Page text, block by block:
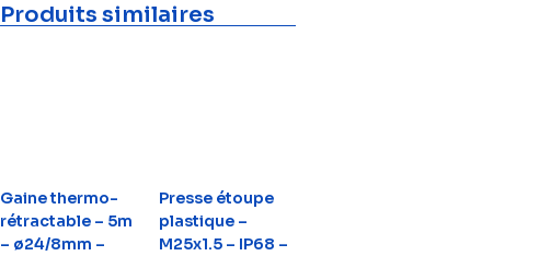
Produits similaires
Gaine thermo-
rétractable – 5m
– ø24/8mm –
Presse étoupe
plastique –
M25x1.5 – IP68 –